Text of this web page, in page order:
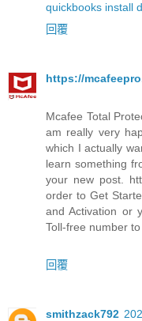
quickbooks install
回覆
https://
Mcafee Total
am really very
which I actually
learn something
your new post.
order to Get
and Activation or
Toll-free number
回覆
smithzack792